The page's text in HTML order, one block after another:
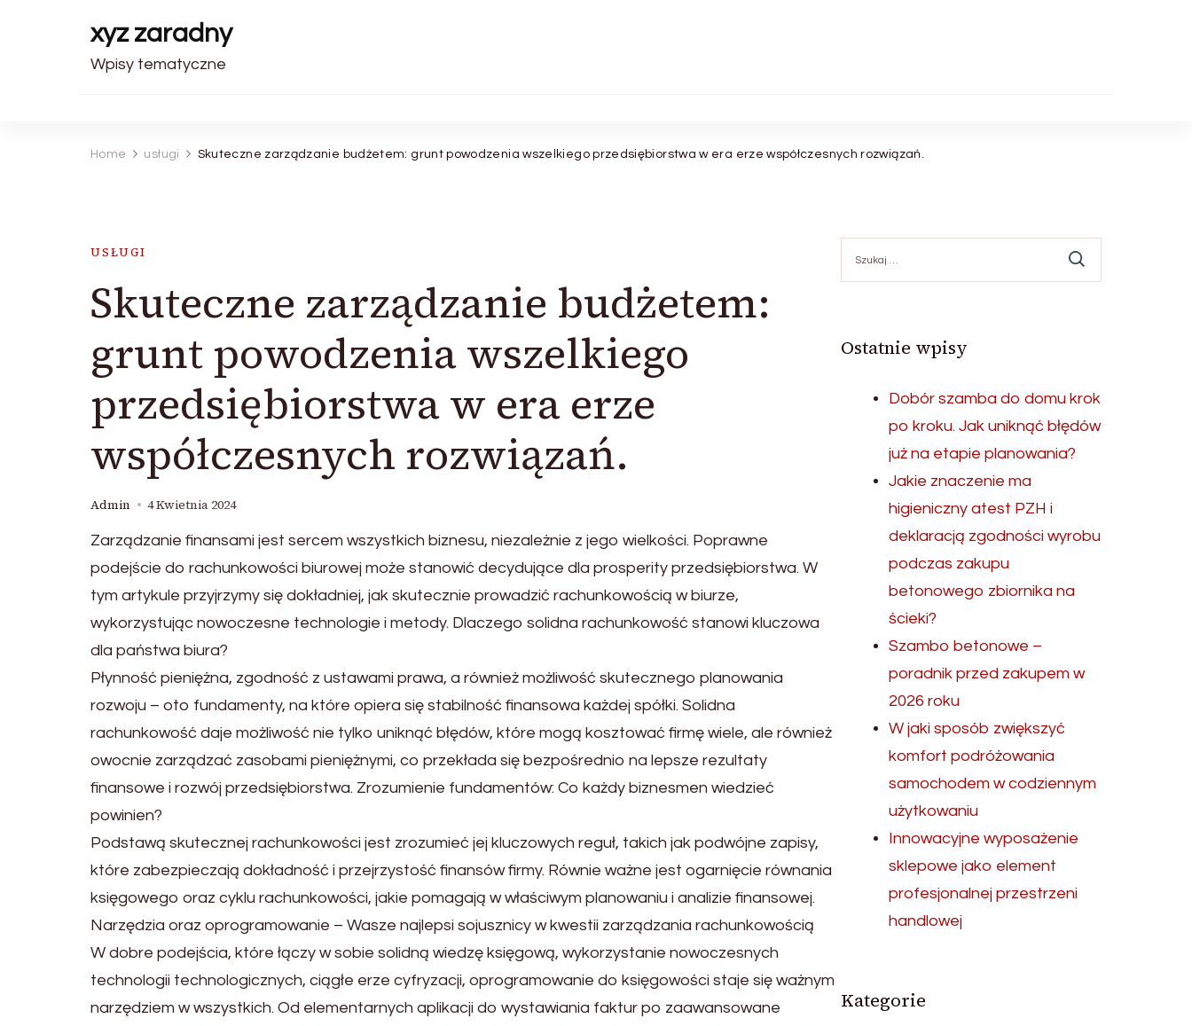
xyz zaradny
Wpisy tematyczne
Home usługi Skuteczne zarządzanie budżetem: grunt powodzenia wszelkiego przedsiębiorstwa w era erze współczesnych rozwiązań.
USŁUGI
Skuteczne zarządzanie budżetem:
grunt powodzenia wszelkiego
przedsiębiorstwa w era erze
współczesnych rozwiązań.
Admin 4 Kwietnia 2024
Zarządzanie finansami jest sercem wszystkich biznesu, niezależnie z jego wielkości. Poprawne
podejście do rachunkowości biurowej może stanowić decydujące dla prosperity przedsiębiorstwa. W
tym artykule przyjrzymy się dokładniej, jak skutecznie prowadzić rachunkowością w biurze,
wykorzystując nowoczesne technologie i metody. Dlaczego solidna rachunkowość stanowi kluczowa
dla państwa biura?
Płynność pieniężna, zgodność z ustawami prawa, a również możliwość skutecznego planowania
rozwoju – oto fundamenty, na które opiera się stabilność finansowa każdej spółki. Solidna
rachunkowość daje możliwość nie tylko uniknąć błędów, które mogą kosztować firmę wiele, ale również
owocnie zarządzać zasobami pieniężnymi, co przekłada się bezpośrednio na lepsze rezultaty
finansowe i rozwój przedsiębiorstwa. Zrozumienie fundamentów: Co każdy biznesmen wiedzieć
powinien?
Podstawą skutecznej rachunkowości jest zrozumieć jej kluczowych reguł, takich jak podwójne zapisy,
które zabezpieczają dokładność i przejrzystość finansów firmy. Równie ważne jest ogarnięcie równania
księgowego oraz cyklu rachunkowości, jakie pomagają w właściwym planowaniu i analizie finansowej.
Narzędzia oraz oprogramowanie – Wasze najlepsi sojusznicy w kwestii zarządzania rachunkowością
W dobre podejścia, które łączy w sobie solidną wiedzę księgową, wykorzystanie nowoczesnych
technologii technologicznych, ciągłe erze cyfryzacji, oprogramowanie do księgowości staje się ważnym
narzędziem w wszystkich. Od elementarnych aplikacji do wystawiania faktur po zaawansowane
Ostatnie wpisy
Dobór szamba do domu krok
po kroku. Jak uniknąć błędów
już na etapie planowania?
Jakie znaczenie ma
higieniczny atest PZH i
deklaracją zgodności wyrobu
podczas zakupu
betonowego zbiornika na
ścieki?
Szambo betonowe –
poradnik przed zakupem w
2026 roku
W jaki sposób zwiększyć
komfort podróżowania
samochodem w codziennym
użytkowaniu
Innowacyjne wyposażenie
sklepowe jako element
profesjonalnej przestrzeni
handlowej
Kategorie